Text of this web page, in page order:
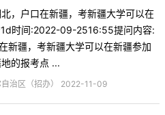
，户口在新疆，考新疆大学可以在
时间:2022-09-2516:55提问内容:
新疆，考新疆大学可以在新疆参加
的报考点 ...
自治区（招办） 2022-11-09